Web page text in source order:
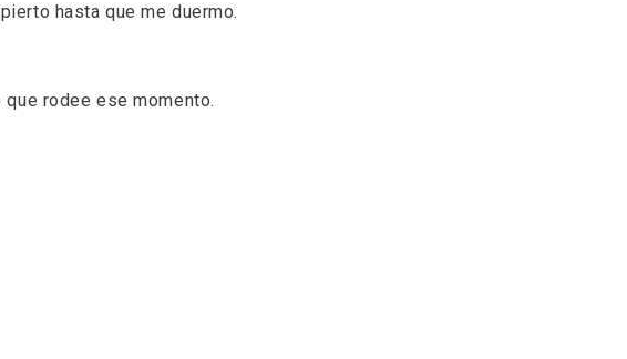
hasta que me duermo.
rodee ese momento.